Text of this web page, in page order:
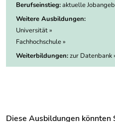
Berufseinstieg:aktuelle
Weitere Ausbildungen:
Universität »
Fachhochschule »
Weiterbildungen:zur Datenbank
Diese Ausbildungen könnten